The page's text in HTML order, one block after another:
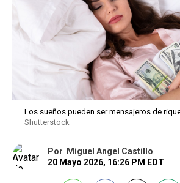
Los sueños pueden ser mensajeros de
Shutterstock
Por
Miguel Angel Castillo
20 Mayo 2026, 16:26 PM EDT